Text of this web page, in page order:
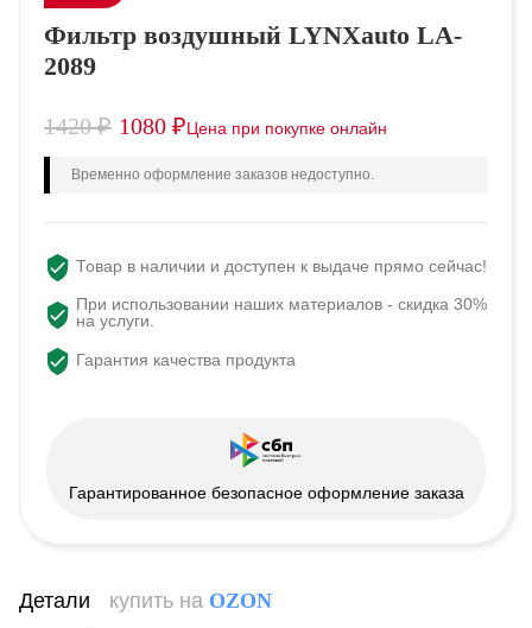
Фильтр воздушный LYNXauto LA-
2089
1420₽ 1080 ₽
Временно оформление заказов недоступно.
Товар в наличии и доступен к выдаче прямо сейчас!
При использовании наших материалов - скидка 30%
на услуги.
Гарантия качества продукта
Гарантированное безопасное оформление заказа
Детали купить на OZON